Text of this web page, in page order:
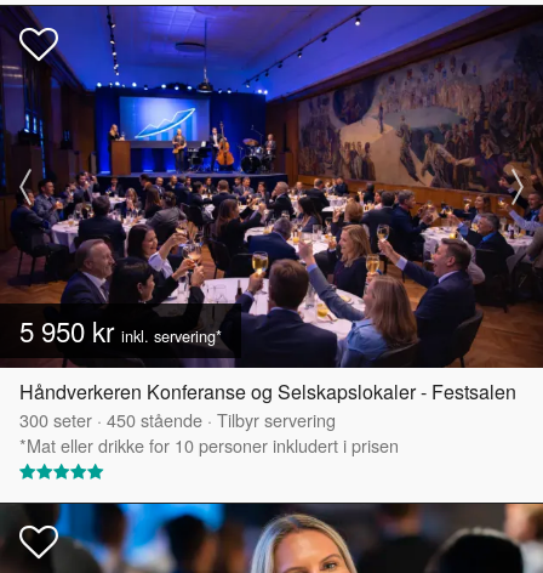
5 950 kr inkl. servering*
Håndverkeren Konferanse og Selskapslokaler - Festsalen
300seter · 450stående · Tilbyr servering
*Mat eller drikke for 10 personer inkludert i prisen